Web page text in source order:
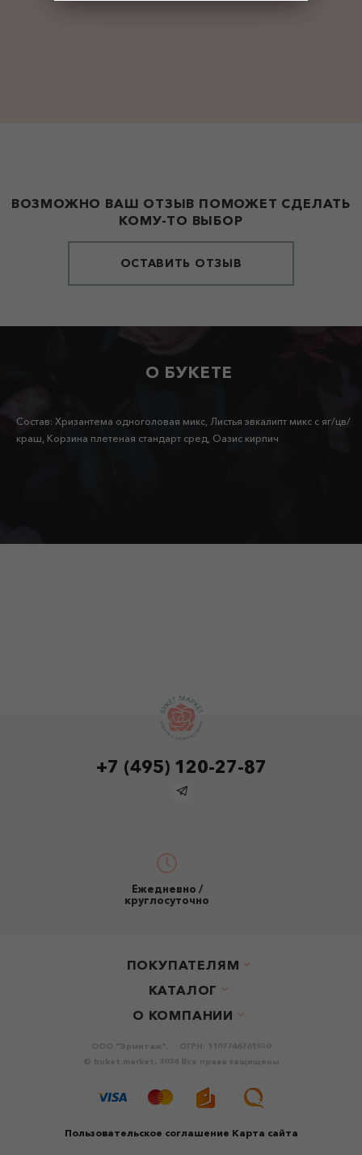
ВОЗМОЖНО ВАШ ОТЗЫВ ПОМОЖЕТ СДЕЛАТЬ
КОМУ-ТО ВЫБОР
ОСТАВИТЬ ОТЗЫВ
О БУКЕТЕ
Состав: Хризантема одноголовая микс, Листья эвкалипт микс с яг/цв/
краш, Корзина плетеная стандарт сред, Оазис кирпич
+7 (495) 120-27-87
Ежедневно /
круглосуточно
ПОКУПАТЕЛЯМ
КАТАЛОГ
О КОМПАНИИ
Пользовательское соглашение Карта сайта
ООО "Эрмитаж".
ОГРН: 1107746761550
© buket.market, 2024 Все права защищены